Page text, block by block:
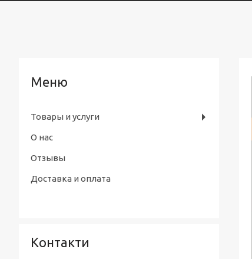
Товары и услуги
О нас
Отзывы
Доставка и оплата
Контакти